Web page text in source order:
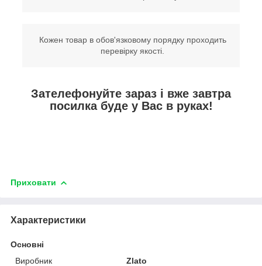
Кожен товар в обов'язковому порядку проходить
перевірку якості.
Зателефонуйте зараз і вже завтра
посилка буде у Вас в руках!
Приховати
Характеристики
Основні
Виробник
Zlato